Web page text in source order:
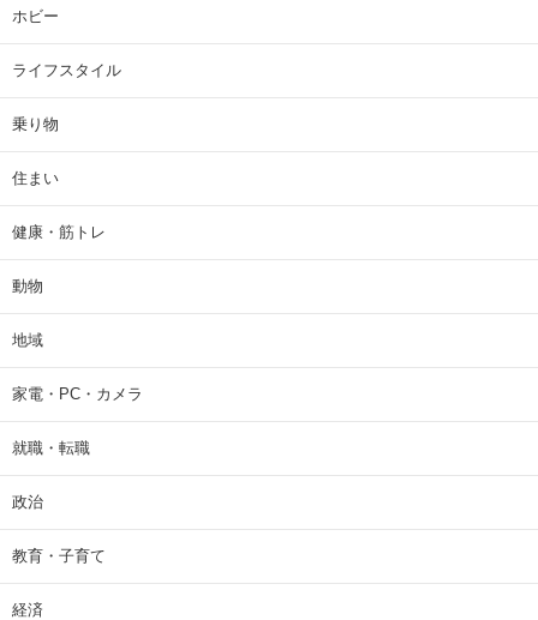
ホビー
ライフスタイル
乗り物
住まい
健康・筋トレ
動物
地域
家電・PC・カメラ
就職・転職
政治
教育・子育て
経済